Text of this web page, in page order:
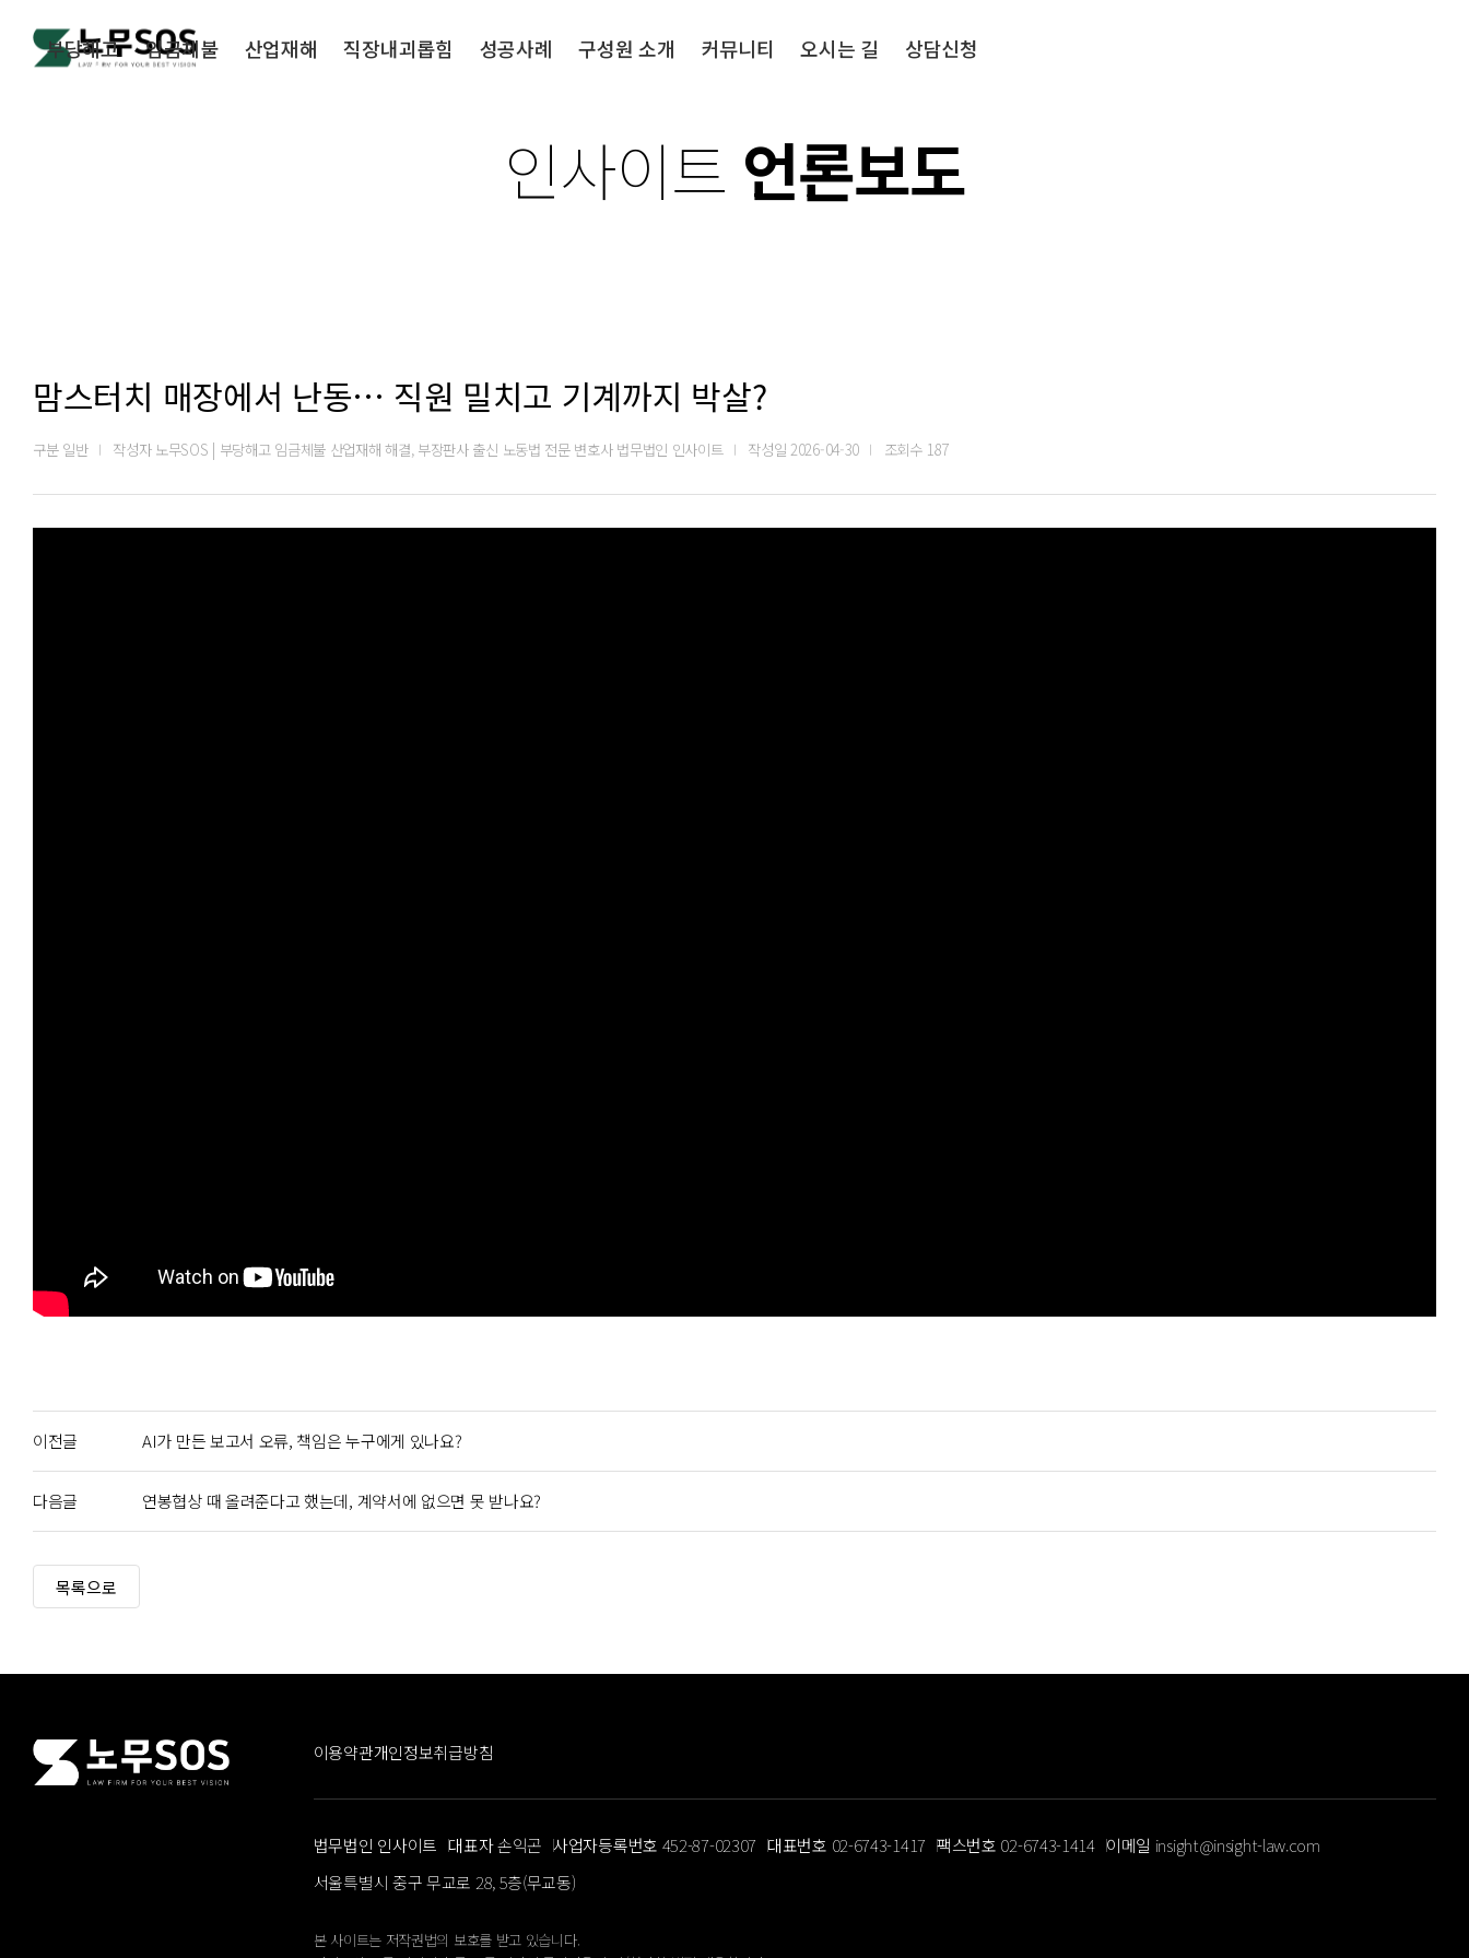
부당해고 임금체불 산업재해 직장내괴롭힘 성공사례 구성원 소개 커뮤니티 오시는 길 상담신청
인사이트 언론보도
맘스터치 매장에서 난동… 직원 밀치고 기계까지 박살?
구분일반 작성자노무SOS | 부당해고 임금체불 산업재해 해결, 부장판사 출신 노동법 전문 변호사 법무법인 인사이트 작성일 2026-04-30 조회수 187
이전글 AI가 만든 보고서 오류, 책임은 누구에게 있나요?
다음글 연봉협상 때 올려준다고 했는데, 계약서에 없으면 못 받나요?
이용약관개인정보취급방침
법무법인 인사이트 대표자손익곤 사업자등록번호 452-87-02307 대표번호 02-6743-1417 팩스번호 02-6743-1414 이메일 insight@insight-law.com
서울특별시 중구 무교로 28, 5층(무교동)
본 사이트는 저작권법의 보호를 받고 있습니다.